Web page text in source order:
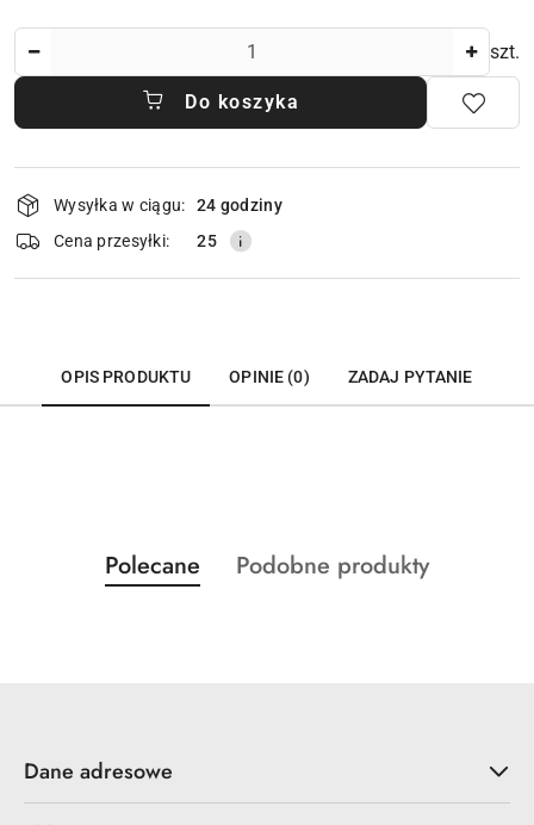
szt.
Do koszyka
Dostępność
i
dostawa
Wysyłka w ciągu:
24 godziny
Cena przesyłki:
25
OPIS PRODUKTU OPINIE (0) ZADAJ PYTANIE
Pomiń karuzelę produktów
Produkty
o
Polecane
Produkty
Podobne produkty
Dane adresowe